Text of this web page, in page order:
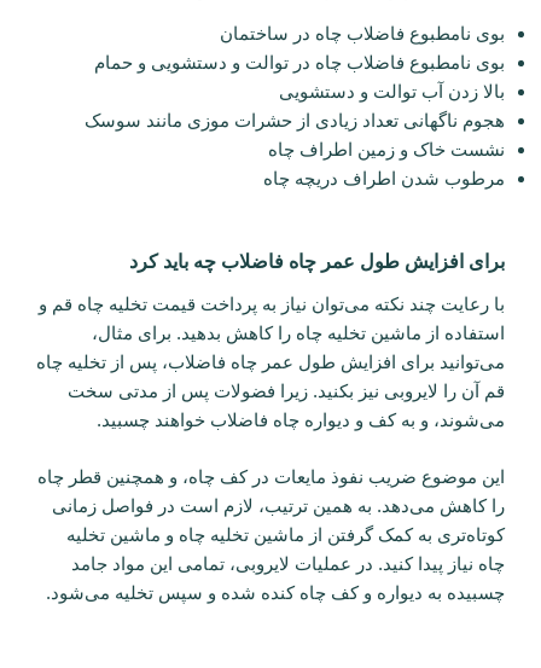
بوی نامطبوع فاضلاب چاه در ساختمان
بوی نامطبوع فاضلاب چاه در توالت و دستشویی و حمام
بالا زدن آب توالت و دستشویی
هجوم ناگهانی تعداد زیادی از حشرات موزی مانند سوسک
نشست خاک و زمین اطراف چاه
مرطوب شدن اطراف دریچه چاه
برای افزایش طول عمر چاه فاضلاب چه باید کرد
با رعایت چند نکته می‌توان نیاز به پرداخت قیمت تخلیه چاه قم و
استفاده از ماشین تخلیه چاه را کاهش بدهید. برای مثال،
می‌توانید برای افزایش طول عمر چاه فاضلاب، پس از تخلیه چاه
قم آن را لایروبی نیز بکنید. زیرا فضولات پس از مدتی سخت
می‌شوند، و به کف و دیواره چاه فاضلاب خواهند چسبید.
این موضوع ضریب نفوذ مایعات در کف چاه، و همچنین قطر چاه
را کاهش می‌دهد. به همین ترتیب، لازم است در فواصل زمانی
کوتاه‌تری به کمک گرفتن از ماشین تخلیه چاه و ماشین تخلیه
چاه نیاز پیدا کنید. در عملیات لایروبی، تمامی این مواد جامد
چسبیده به دیواره و کف چاه کنده شده و سپس تخلیه می‌شود.